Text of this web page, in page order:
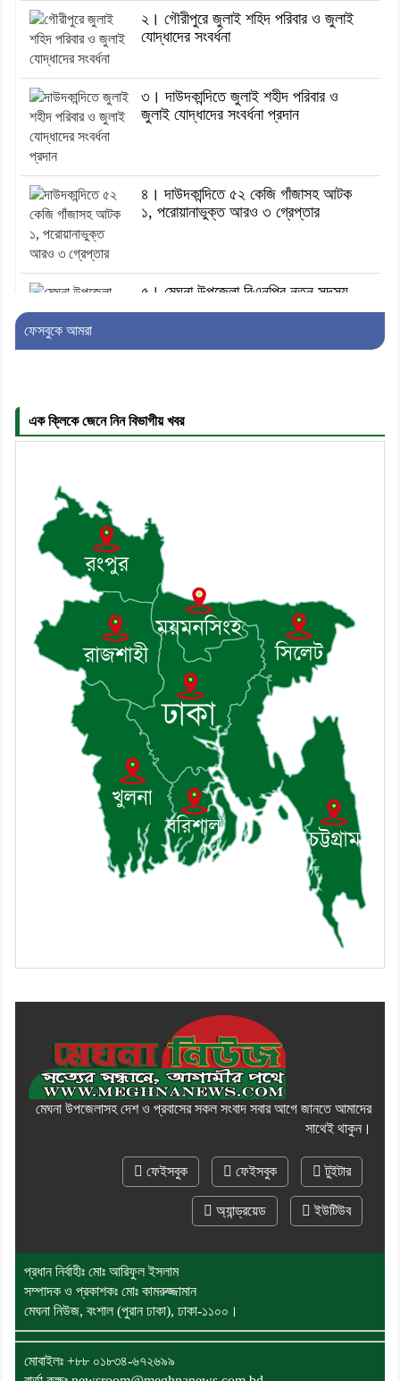
২। গৌরীপুরে জুলাই শহিদ পরিবার ও জুলাই
যোদ্ধাদের সংবর্ধনা
৩। দাউদকান্দিতে জুলাই শহীদ পরিবার ও
জুলাই যোদ্ধাদের সংবর্ধনা প্রদান
৪। দাউদকান্দিতে ৫২ কেজি গাঁজাসহ আটক
১, পরোয়ানাভুক্ত আরও ৩ গ্রেপ্তার
৫। মেঘনা উপজেলা বিএনপির নতুন সদস্য
সচিব হলেন সালাউদ্দিন সরকার
৮। দাউদকান্দিতে মুচি সম্প্রদায়ের খোঁজখবর
নিলেন ড. খন্দকার মারুফ হোসেন
৯। মেঘনায় আইন-শৃঙ্খলা কমিটির মাসিক
সভা অনুষ্ঠিত
১০। জাতীয় নেতা ড. খন্দকার মোশাররফ
হোসেনের মূল্যায়ন কোথায় এবং একটি
বিশ্লেষণ
ফেসবুকে আমরা
এক ক্লিকে জেনে নিন বিভাগীয় খবর
মেঘনা উপজেলাসহ দেশ ও প্রবাসের সকল সংবাদ সবার আগে জানতে আমাদের
সাথেই থাকুন।
ফেইসবুক ফেইসবুক টুইটার
অ্যান্ড্রয়েড ইউটিউব
প্রধান নির্বাহীঃ মোঃ আরিফুল ইসলাম
সম্পাদক ও প্রকাশকঃ মোঃ কামরুজ্জামান
মেঘনা নিউজ, বংশাল (পুরান ঢাকা), ঢাকা-১১০০।
মোবাইলঃ +৮৮ ০১৮৩৪-৬৭২৬৯৯